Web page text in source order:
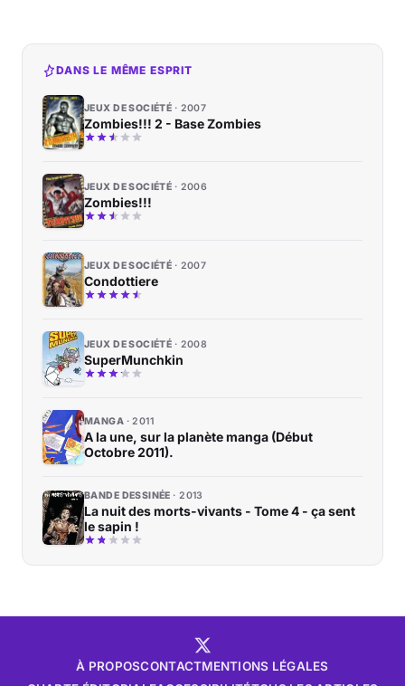
DANS LE MÊME ESPRIT
JEUX DE SOCIÉTÉ 2007
Zombies!!! 2 - Base Zombies
JEUX DE SOCIÉTÉ 2006
Zombies!!!
JEUX DE SOCIÉTÉ 2007
Condottiere
JEUX DE SOCIÉTÉ 2008
SuperMunchkin
MANGA 2011
A la une, sur la planète manga (Début
Octobre 2011).
BANDE DESSINÉE 2013
La nuit des morts-vivants - Tome 4 - ça sent
le sapin !
À PROPOSCONTACTMENTIONS LÉGALES